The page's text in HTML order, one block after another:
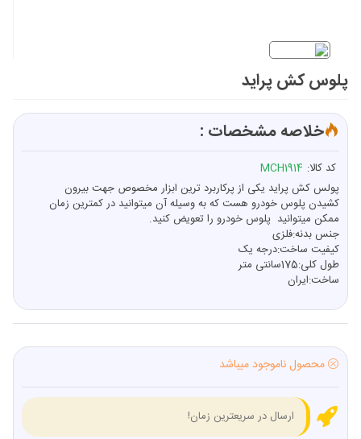
پلوس کش پراید
خلاصه مشخصات :
کد کالا: MCH1914
پولس کش پراید یکی از پرکاربرد ترین ابزار مخصوص جهت بیرون
کشیدن پلوس خودرو هست که به وسیله آن میتوانید در کمترین زمان
ممکن میتوانید پلوس خودرو را تعویض کنید.
جنس بدنه:فلزی
کیفیت ساخت:درجه یک
طول کلی:175سانتی متر
ساخت:ایران
محصول ناموجود میباشد
ارسال در سریعترین زمان!